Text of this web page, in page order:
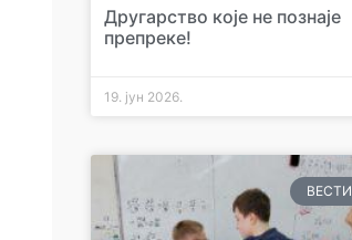
Другарство које не познаје
препреке!
19. јун 2026.
ВЕСТИ